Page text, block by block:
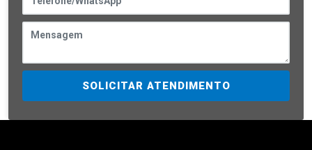
SOLICITAR ATENDIMENTO